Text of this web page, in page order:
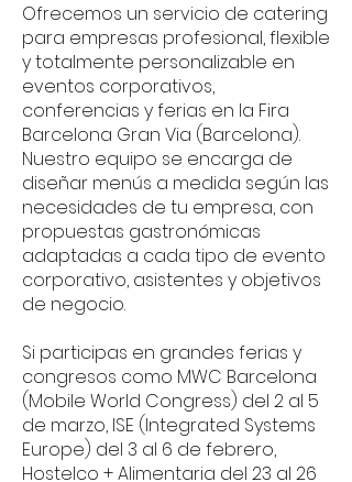
Ofrecemos un servicio de catering
para empresas profesional, flexible
y totalmente personalizable en
eventos corporativos,
conferencias y ferias en la Fira
Barcelona Gran Via (Barcelona).
Nuestro equipo se encarga de
diseñar menús a medida según las
necesidades de tu empresa, con
propuestas gastronómicas
adaptadas a cada tipo de evento
corporativo, asistentes y objetivos
de negocio.
Si participas en grandes ferias y
congresos como MWC Barcelona
(Mobile World Congress) del 2 al 5
de marzo, ISE (Integrated Systems
Europe) del 3 al 6 de febrero,
Hostelco + Alimentaria del 23 al 26